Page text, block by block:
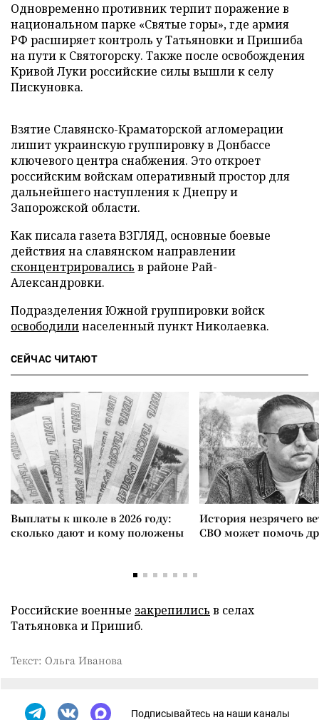
Одновременно противник терпит поражение в
национальном парке «Святые горы», где армия
РФ расширяет контроль у Татьяновки и Пришиба
на пути к Святогорску. Также после освобождения
Кривой Луки российские силы вышли к селу
Пискуновка.
Взятие Славянско-Краматорской агломерации
лишит украинскую группировку в Донбассе
ключевого центра снабжения. Это откроет
российским войскам оперативный простор для
дальнейшего наступления к Днепру и
Запорожской области.
Как писала газета ВЗГЛЯД, основные боевые
действия на славянском направлении
сконцентрировались в районе Рай-
Александровки.
Подразделения Южной группировки войск
освободилинаселенный пункт Николаевка.
СЕЙЧАС ЧИТАЮТ
Выплаты к школе в 2026 году:
сколько дают и кому положены
История незрячего
СВО может помочь
Российские военные закрепились в селах
Татьяновка и Пришиб.
Текст: Ольга Иванова
Подписывайтесь на наши каналы